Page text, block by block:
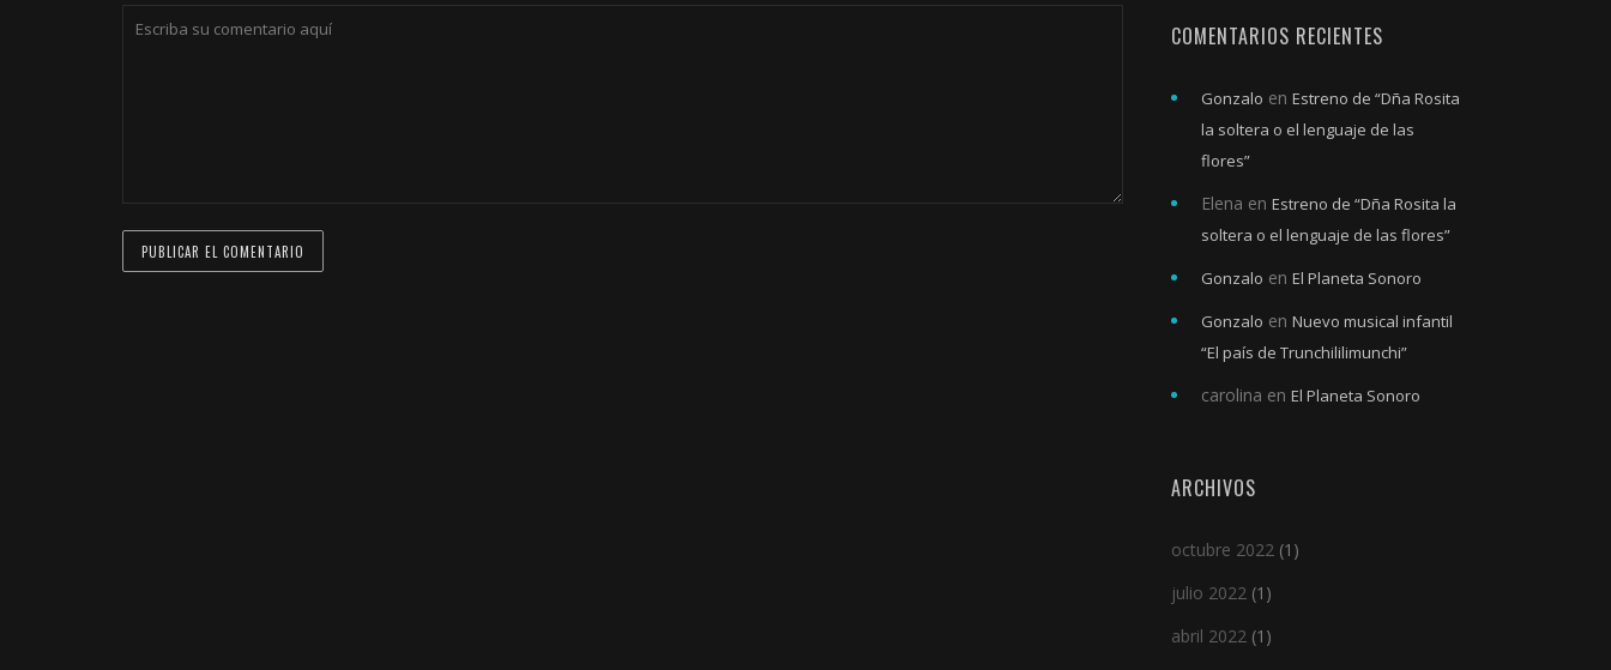
COMENTARIOS RECIENTES
Gonzalo en Estreno de “Dña Rosita
la soltera o el lenguaje de las
flores”
Elena en Estreno de “Dña Rosita la
soltera o el lenguaje de las flores”
Gonzalo en El Planeta Sonoro
Gonzalo en Nuevo musical infantil
“El país de Trunchililimunchi”
carolina en El Planeta Sonoro
ARCHIVOS
octubre 2022 (1)
julio 2022 (1)
abril 2022 (1)